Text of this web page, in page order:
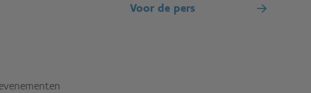
Voor de pers